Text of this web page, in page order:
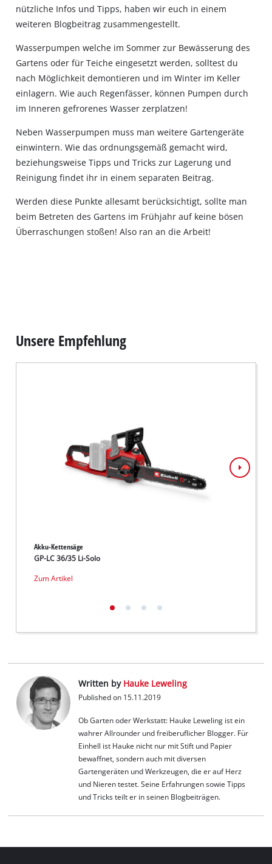
nützliche Infos und Tipps, haben wir euch in einem
weiteren Blogbeitrag zusammengestellt.
Wasserpumpen welche im Sommer zur Bewässerung des
Gartens oder für Teiche eingesetzt werden, solltest du
nach Möglichkeit demontieren und im Winter im Keller
einlagern. Wie auch Regenfässer, können Pumpen durch
im Inneren gefrorenes Wasser zerplatzen!
Neben Wasserpumpen muss man weitere Gartengeräte
einwintern. Wie das ordnungsgemäß gemacht wird,
beziehungsweise Tipps und Tricks zur Lagerung und
Reinigung findet ihr in einem separaten Beitrag.
Werden diese Punkte allesamt berücksichtigt, sollte man
beim Betreten des Gartens im Frühjahr auf keine bösen
Überraschungen stoßen! Also ran an die Arbeit!
Unsere Empfehlung
Akku-Kettensäge
GP-LC 36/35 Li-Solo
Zum Artikel
Written by Hauke Leweling
Published on 15.11.2019
Ob Garten oder Werkstatt: Hauke Leweling ist ein
wahrer Allrounder und freiberuflicher Blogger. Für
Einhell ist Hauke nicht nur mit Stift und Papier
bewaffnet, sondern auch mit diversen
Gartengeräten und Werkzeugen, die er auf Herz
und Nieren testet. Seine Erfahrungen sowie Tipps
und Tricks teilt er in seinen Blogbeiträgen.